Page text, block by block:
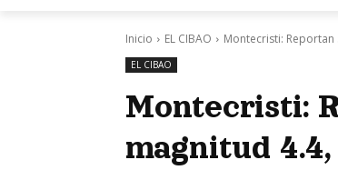
Inicio EL CIBAO Montecristi:
EL CIBAO
Montecristi:
magnitud